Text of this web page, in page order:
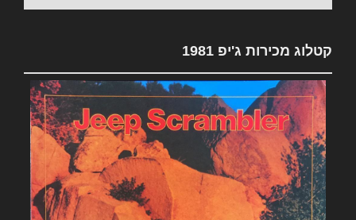
קטלוג מכירות ג'יפ 1981